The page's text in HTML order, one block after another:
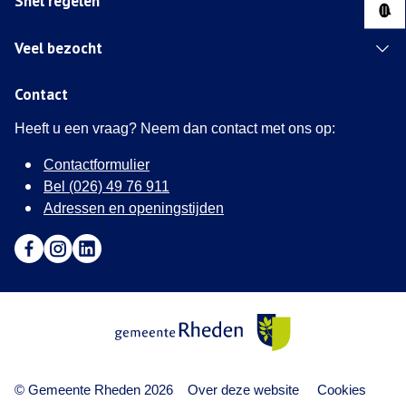
Veel bezocht
Contact
Heeft u een vraag? Neem dan contact met ons op:
Contactformulier
Bel (026) 49 76 911
Adressen en openingstijden
© Gemeente Rheden 2026
Over deze website Cookies